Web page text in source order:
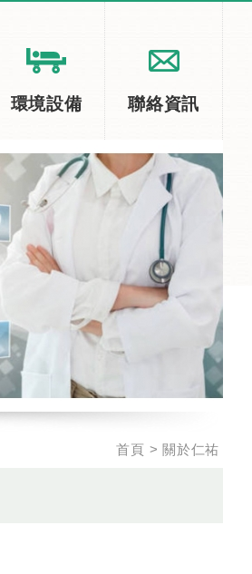
環境設備 聯絡資訊
首頁 關於仁祐